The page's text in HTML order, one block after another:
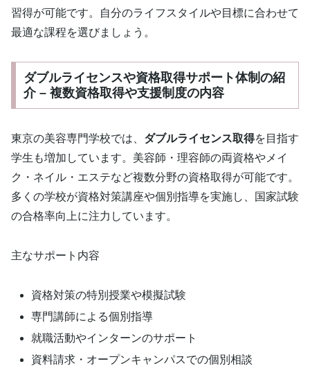
習得が可能です。自分のライフスタイルや目標に合わせて
最適な課程を選びましょう。
ダブルライセンスや資格取得サポート体制の紹
介 – 複数資格取得や支援制度の内容
東京の美容専門学校では、 ダブルライセンス取得を目指す
学生も増加しています。美容師・理容師の両資格やメイ
ク・ネイル・エステなど複数分野の資格取得が可能です。
多くの学校が資格対策講座や個別指導を実施し、国家試験
の合格率向上に注力しています。
主なサポート内容
資格対策の特別授業や模擬試験
専門講師による個別指導
就職活動やインターンのサポート
資料請求・オープンキャンパスでの個別相談